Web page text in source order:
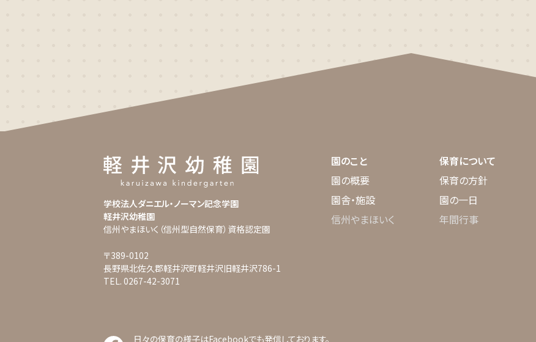
学校法人ダニエル・ノーマン記念学園
軽井沢幼稚園
信州やまほいく（信州型自然保育）資格認定園
〒389-0102
長野県北佐久郡軽井沢町軽井沢旧軽井沢786-1
TEL. 0267-42-3071
園のこと
園の概要
園舎・施設
信州やまほいく
保育について
保育の方針
園の一日
年間行事
日々の保育の様子はFacebookでも発信しております。